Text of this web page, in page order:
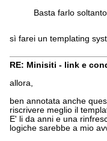
Basta farlo
sì farei un templating
RE: Minisiti - link e
allora,
ben annotata anche
riscrivere meglio il
E' li da anni e una
logiche sarebbe a mio